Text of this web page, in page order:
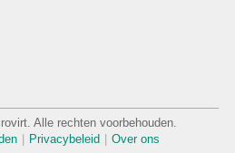
Alle rechten voorbehouden.
Privacybeleid Over ons